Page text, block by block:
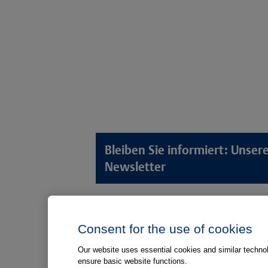
Bleiben Sie informiert:
Newsletter
Anamnese von Patient*innen
Aufnahme von Patient*innen
Aufklärung von Patient*innen
Digitale
Consent for the use of cookies
Our website uses essential cookies and similar
ensure basic website functions.